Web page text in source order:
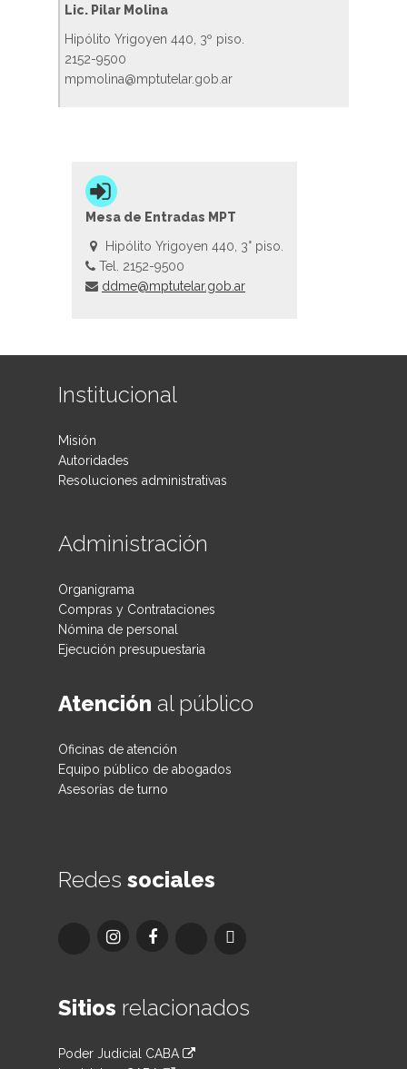
Lic. Pilar Molina
Hipólito Yrigoyen 440, 3º piso.
2152-9500
mpmolina@mptutelar.gob.ar
Mesa de Entradas MPT
Hipólito Yrigoyen 440, 3° piso.
Tel. 2152-9500
ddme@mptutelar.gob.ar
Institucional
Misión
Autoridades
Resoluciones administrativas
Administración
Organigrama
Compras y Contrataciones
Nómina de personal
Ejecución presupuestaria
Atención al público
Oficinas de atención
Equipo público de abogados
Asesorías de turno
Redes sociales
Sitios relacionados
Poder Judicial CABA